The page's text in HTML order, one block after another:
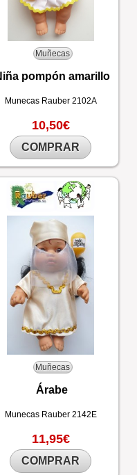
Muñecas
pompón amarillo
Munecas Rauber 2102A
10,50€
COMPRAR
Muñecas
Árabe
Munecas Rauber 2142E
11,95€
COMPRAR